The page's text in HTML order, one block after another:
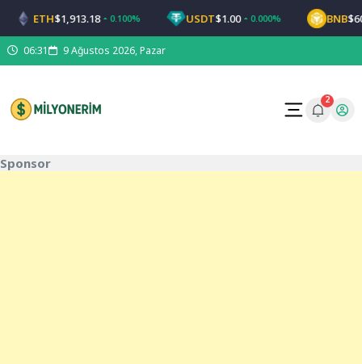
ETH$1,913.18 0.100% USDT$1.00 0.000% BNB$600.48
06:31 9 Ağustos 2026, Pazar
2
Sponsor